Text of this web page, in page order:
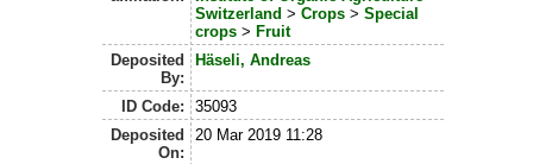
Switzerland >Crops >Special
crops > Fruit
Deposited
By:
Häseli, Andreas
ID Code:
35093
Deposited
On:
20 Mar 2019 11:28